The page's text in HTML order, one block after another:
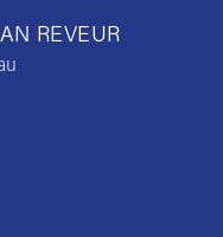
REVEUR